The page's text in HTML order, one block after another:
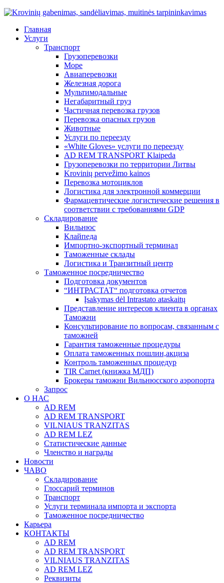
Главная
Услуги
Транспорт
Грузоперевозки
Море
Авиаперевозки
Железная дорога
Мультимодальные
Негабаритный груз
Частичная перевозка грузов
Перевозка опасных грузов
Животные
Услуги по переезду
«White Gloves» услуги по переезду
AD REM TRANSPORT Klaipeda
Грузоперевозки по территории Литвы
Krovinių pervežimo kainos
Перевозка мотоциклов
Логистика для электронной коммерции
Фармацевтические логистические решения в
соответствии с требованиями GDP
Складирование
Вильнюс
Клайпеда
Импортно-экспортный терминал
Таможенные склады
Логистика и Транзитный центр
Таможенное посредничество
Подготовка документов
“ИНТРАСТАТ“ подготовка отчетов
Įsakymas dėl Intrastato ataskaitų
Представление интересов клиента в органах
Таможни
Консультирование по вопросам, связанным с
таможней
Гарантия таможенные процедуры
Оплата таможенных пошлин,акциза
Контроль таможенных процедур
TIR Carnet (книжка МДП)
Брокеры таможни Вильнюсского аэропорта
Запрос
О НАС
AD REM
AD REM TRANSPORT
VILNIAUS TRANZITAS
AD REM LEZ
Статистические данные
Членство и награды
Новости
ЧАВО
Складирование
Глоссарий терминов
Транспорт
Услуги терминала импорта и экспорта
Таможенное посредничество
Карьера
КОНТАКТЫ
AD REM
AD REM TRANSPORT
VILNIAUS TRANZITAS
AD REM LEZ
Реквизиты